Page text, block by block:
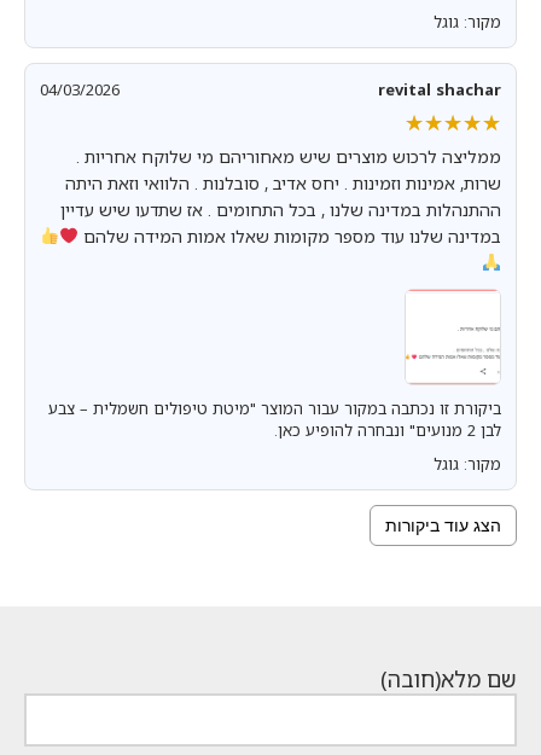
מקור: גוגל
revital shachar
04/03/2026
★★★★★
★★★★★
ממליצה לרכוש מוצרים שיש מאחוריהם מי שלוקח אחריות .
שרות, אמינות וזמינות . יחס אדיב , סובלנות . הלוואי וזאת היתה
ההתנהלות במדינה שלנו , בכל התחומים . אז שתדעו שיש עדיין
במדינה שלנו עוד מספר מקומות שאלו אמות המידה שלהם
ביקורת זו נכתבה במקור עבור המוצר "מיטת טיפולים חשמלית – צבע
לבן 2 מנועים" ונבחרה להופיע כאן.
מקור: גוגל
הצג עוד ביקורות
שם מלא(חובה)